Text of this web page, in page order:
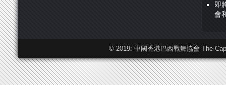
即
會
© 2019: 中國香港巴西戰舞協會 The